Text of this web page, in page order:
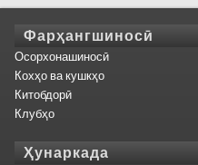
Фарҳангшиносӣ
Осорхонашиносӣ
Кохҳо ва кушкҳо
Китобдорӣ
Клубҳо
Ҳунаркада